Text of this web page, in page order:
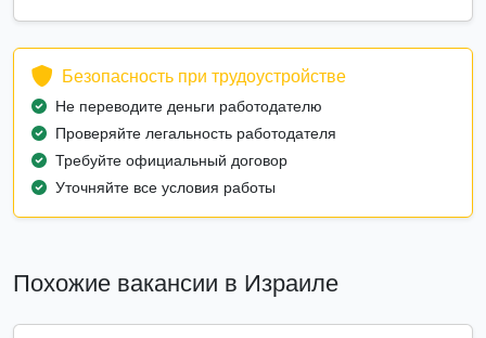
Безопасность при трудоустройстве
Не переводите деньги работодателю
Проверяйте легальность работодателя
Требуйте официальный договор
Уточняйте все условия работы
Похожие вакансии в Израиле